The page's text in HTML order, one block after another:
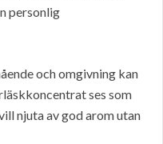
personlig
och omgivning kan
ses som
njuta av god arom utan